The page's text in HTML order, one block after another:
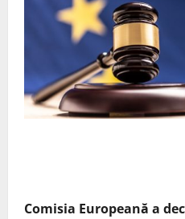
Comisia Europeană a